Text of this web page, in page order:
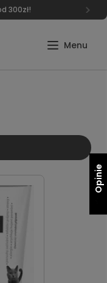
300zł!
Opinie